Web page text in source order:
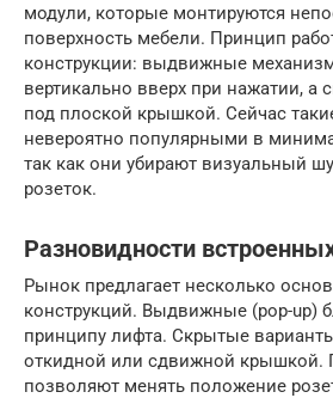
модули, которые монтируются
поверхность мебели. Принцип
конструкции: выдвижные
вертикально вверх при нажатии, а
под плоской крышкой. Сейчас
невероятно популярными в
так как они убирают визуальный
розеток.
Разновидности
Рынок предлагает несколько
конструкций. Выдвижные (pop-up)
принципу лифта. Скрытые
откидной или сдвижной крышкой.
позволяют менять положение